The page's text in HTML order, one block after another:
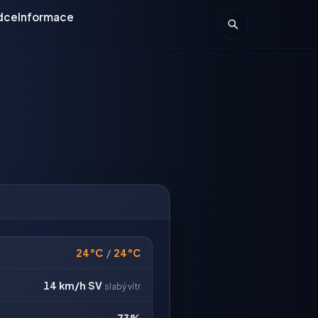
Informace
24°C / 24°C
14 km/h SV slabý vítr